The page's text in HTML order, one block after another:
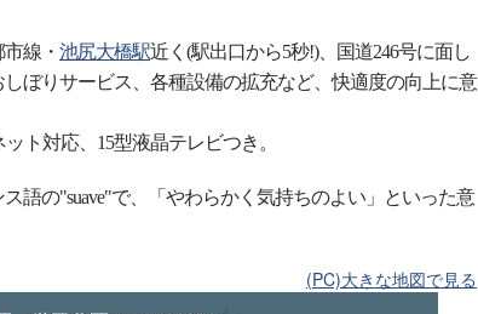
線・ 池尻大橋駅近く(駅出口から5秒!)、国道246号に面し
ぼりサービス、各種設備の拡充など、快適度の向上に意
ト対応、15型液晶テレビつき。
語の"suave"で、「やわらかく気持ちのよい」といった意
(PC)大きな地図で見る